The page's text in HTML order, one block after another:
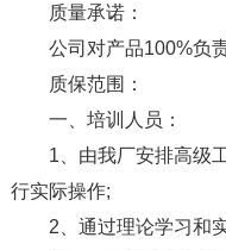
质量承诺：
公司对产品100%负
质保范围：
一、培训人员：
1、由我厂安排高级
行实际操作;
2、通过理论学习和